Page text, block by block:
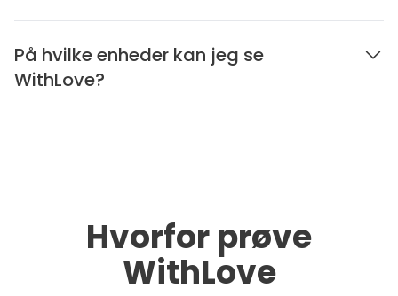
På hvilke enheder kan jeg se
WithLove?
Hvorfor prøve
WithLove